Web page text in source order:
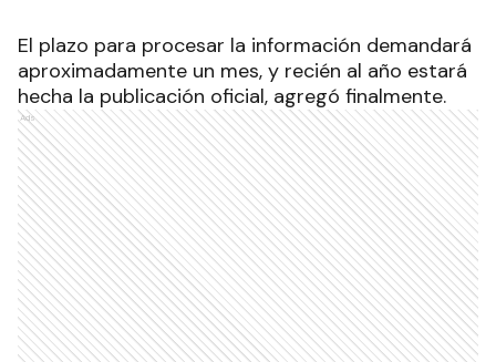
El plazo para procesar la información demandará
aproximadamente un mes, y recién al año estará
hecha la publicación oficial, agregó finalmente.
Ads